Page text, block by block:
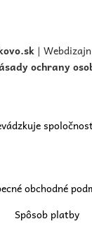
sk|
ochrany
obchodné
Spôsob platby